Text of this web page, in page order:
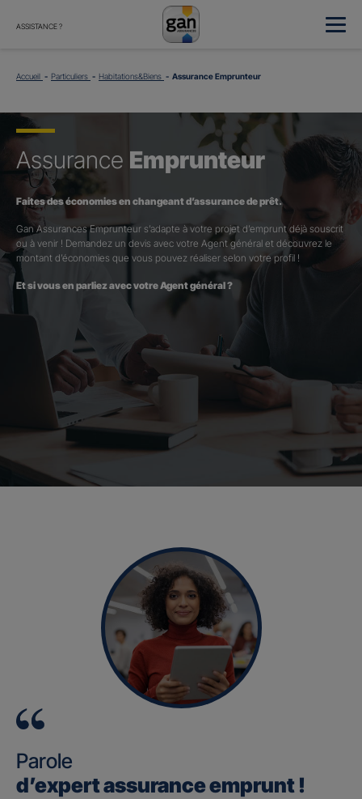
ASSISTANCE ?
Accueil Particuliers Habitations&Biens Assurance Emprunteur
Assurance Emprunteur
Faites des économies en changeant d’assurance de prêt.
Gan Assurances Emprunteur s’adapte à votre projet d’emprunt déjà souscrit
ou à venir ! Demandez un devis avec votre Agent général et découvrez le
montant d’économies que vous pouvez réaliser selon votre profil !
Et si vous en parliez avec votre Agent général ?
Parole
d’expert assurance emprunt !